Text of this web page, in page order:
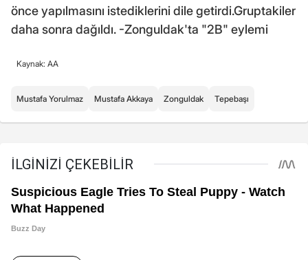
önce yapılmasını istediklerini dile getirdi.Gruptakiler
daha sonra dağıldı. -Zonguldak'ta "2B" eylemi
Kaynak: AA
Mustafa Yorulmaz Mustafa Akkaya Zonguldak Tepebaşı